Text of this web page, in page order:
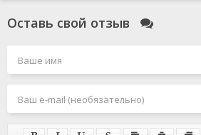
Оставь свой отзыв